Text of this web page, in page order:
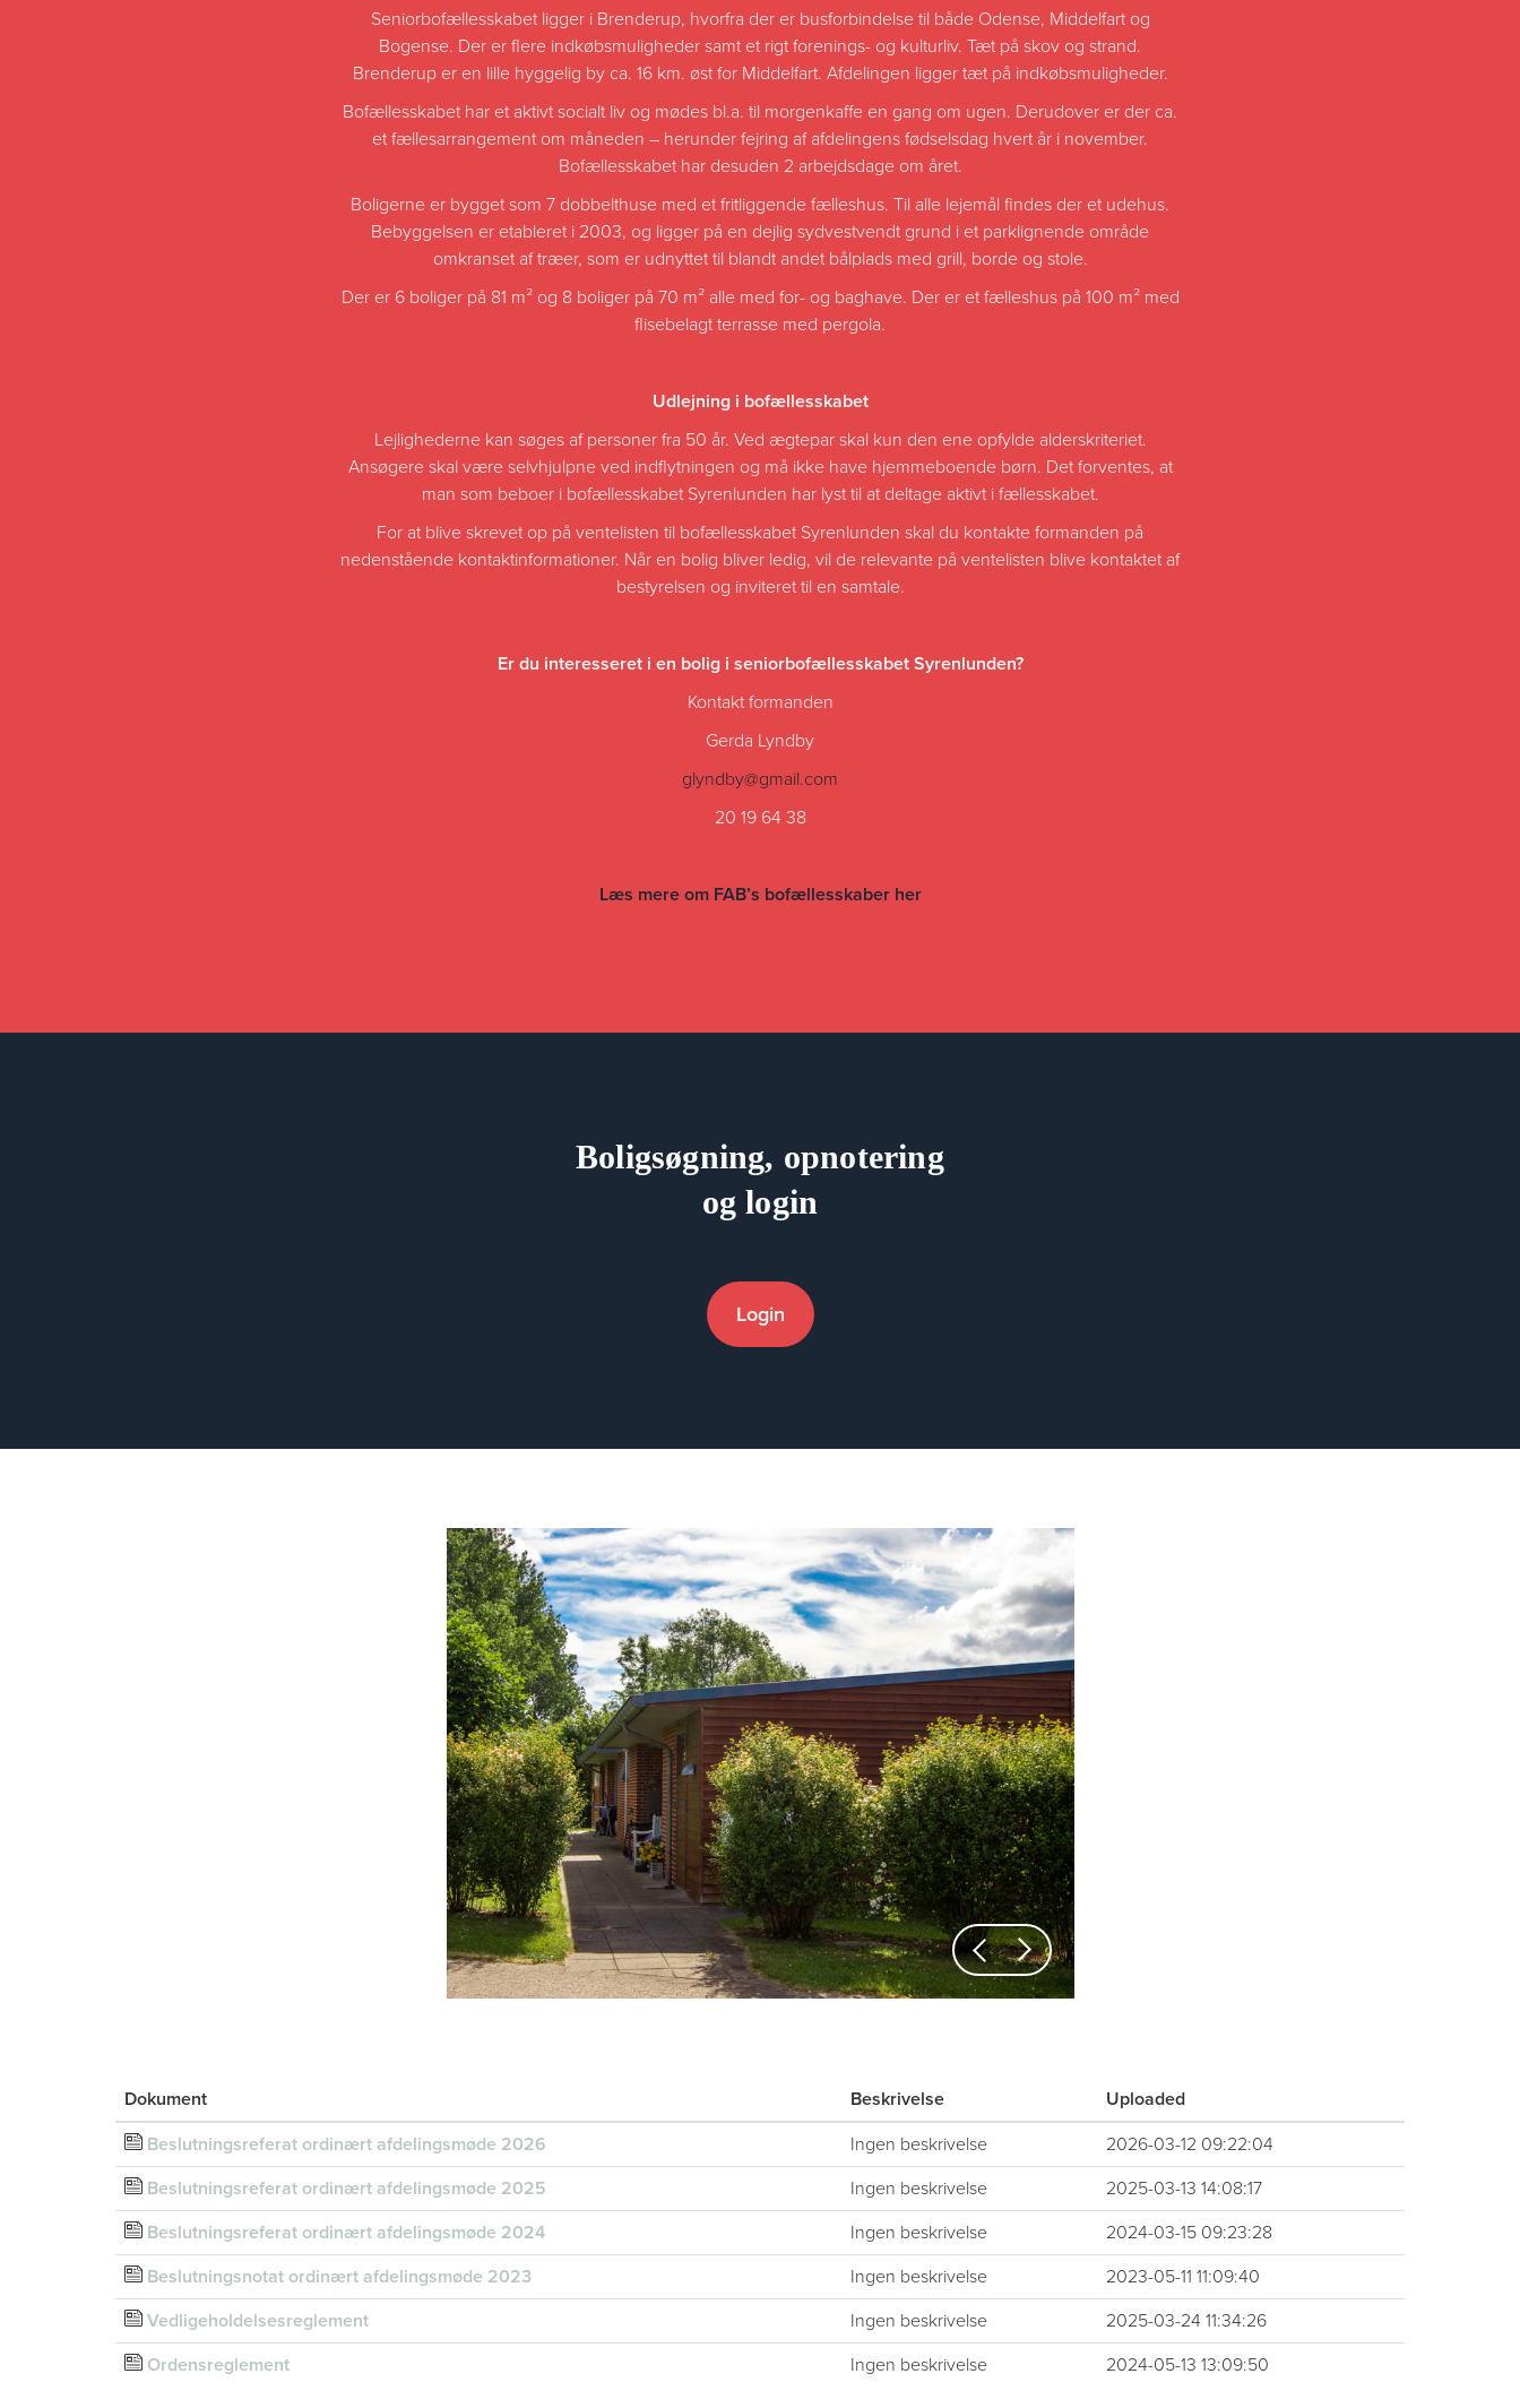
Seniorbofællesskabet ligger i Brenderup, hvorfra der er busforbindelse til både Odense, Middelfart og
Bogense. Der er flere indkøbsmuligheder samt et rigt forenings- og kulturliv. Tæt på skov og strand.
Brenderup er en lille hyggelig by ca. 16 km. øst for Middelfart. Afdelingen ligger tæt på indkøbsmuligheder.
Bofællesskabet har et aktivt socialt liv og mødes bl.a. til morgenkaffe en gang om ugen. Derudover er der ca.
et fællesarrangement om måneden – herunder fejring af afdelingens fødselsdag hvert år i november.
Bofællesskabet har desuden 2 arbejdsdage om året.
Boligerne er bygget som 7 dobbelthuse med et fritliggende fælleshus. Til alle lejemål findes der et udehus.
Bebyggelsen er etableret i 2003, og ligger på en dejlig sydvestvendt grund i et parklignende område
omkranset af træer, som er udnyttet til blandt andet bålplads med grill, borde og stole.
Der er 6 boliger på 81 m² og 8 boliger på 70 m² alle med for- og baghave. Der er et fælleshus på 100 m² med
flisebelagt terrasse med pergola.
Udlejning i bofællesskabet
Lejlighederne kan søges af personer fra 50 år. Ved ægtepar skal kun den ene opfylde alderskriteriet.
Ansøgere skal være selvhjulpne ved indflytningen og må ikke have hjemmeboende børn. Det forventes, at
man som beboer i bofællesskabet Syrenlunden har lyst til at deltage aktivt i fællesskabet.
For at blive skrevet op på ventelisten til bofællesskabet Syrenlunden skal du kontakte formanden på
nedenstående kontaktinformationer. Når en bolig bliver ledig, vil de relevante på ventelisten blive kontaktet af
bestyrelsen og inviteret til en samtale.
Er du interesseret i en bolig i seniorbofællesskabet Syrenlunden?
Kontakt formanden
Gerda Lyndby
glyndby@gmail.com
20 19 64 38
Læs mere om FAB’s bofællesskaber her
Boligsøgning, opnotering
og login
Login
Previous
Next
Dokument Beskrivelse
Uploaded
Beslutningsreferat ordinært afdelingsmøde 2026
Ingen beskrivelse
2026-03-12 09:22:04
Beslutningsreferat ordinært afdelingsmøde 2025
Ingen beskrivelse
2025-03-13 14:08:17
Beslutningsreferat ordinært afdelingsmøde 2024
Ingen beskrivelse
2024-03-15 09:23:28
Beslutningsnotat ordinært afdelingsmøde 2023
Ingen beskrivelse
2023-05-11 11:09:40
Vedligeholdelsesreglement
Ingen beskrivelse
2025-03-24 11:34:26
Ordensreglement
Ingen beskrivelse 2024-05-13 13:09:50